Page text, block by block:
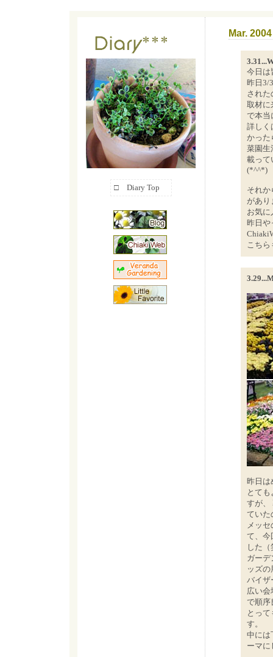
□ Diary Top
Mar. 2004
今日は
昨日3/
された
取材に
で本当
詳しく
かった
菜園生
載って
(*^^*)
それか
があり
お気に
昨日や
こちら
昨日は
とて
すが、
ていた
メッ
て、今
した（
ガーデ
ッズ
バイザ
広い会
で順序
とっ
す。
中には
ーマに